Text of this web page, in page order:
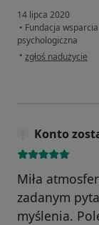
14 lipca 2020
• Fundacja
psychologiczna
• w opinii
zgłoś nadużycie
Konto
Miła
zadanym
myślenia.